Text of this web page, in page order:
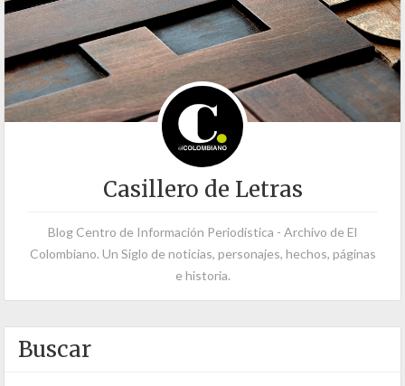
Casillero de Letras
Blog Centro de Información Periodística - Archivo de El
Colombiano. Un Siglo de noticias, personajes, hechos, páginas
e historia.
Buscar